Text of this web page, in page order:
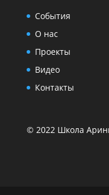
События
О нас
Проекты
Видео
Контакты
© 2022 Школа